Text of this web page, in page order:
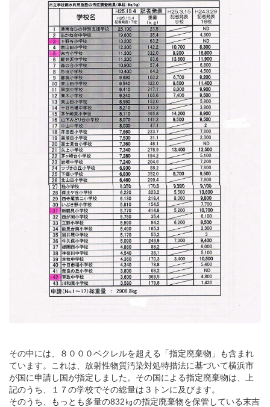
その中には、８０００ベクレルを超える「指定廃棄物」も含まれ
ています。これは、放射性物質汚染対処特措法に基づいて横浜市
が国に申請し国が指定しました。その国による指定廃棄物は、上
記のうち、１７の学校でその総量は３トンに及びます。
そのうち、もっとも多量の832㎏の指定廃棄物を保管している末吉